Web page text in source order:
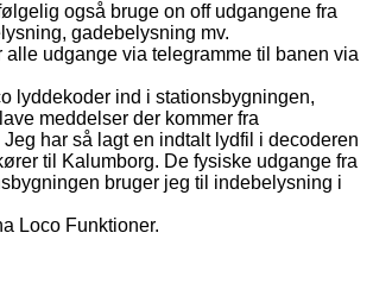
også bruge on off udgangene fra
gadebelysning mv.
alle udgange via telegramme til banen via
lyddekoder ind i stationsbygningen,
meddelser der kommer fra
har så lagt en indtalt lydfil i decoderen
til Kalumborg. De fysiske udgange fra
bruger jeg til indebelysning i
Loco Funktioner.